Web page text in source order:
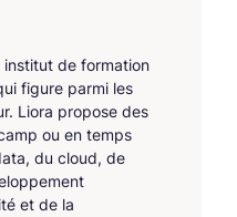
institut de formation
figure parmi les
Liora propose des
ou en temps
du cloud, de
et de la